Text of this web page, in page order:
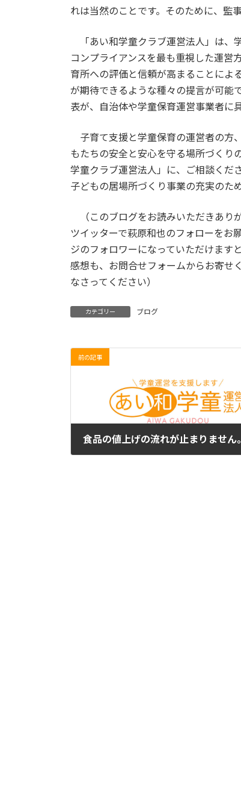
れは当然のことです。そのために、監
「あい和学童クラブ運営法人」は、
コンプライアンスを最も重視した運営
育所への評価と信頼が高まることによ
が期待できるような種々の提言が可能
表が、自治体や学童保育運営事業者に
子育て支援と学童保育の運営者の方
もたちの安全と安心を守る場所づくり
学童クラブ運営法人」に、ご相談くだ
子どもの居場所づくり事業の充実のた
（このブログをお読みいただきあり
ツイッターで萩原和也のフォローをお
ジのフォロワーになっていただけます
感想も、お問合せフォームからお寄せ
なさってください）
カテゴリー ブログ
前の記事